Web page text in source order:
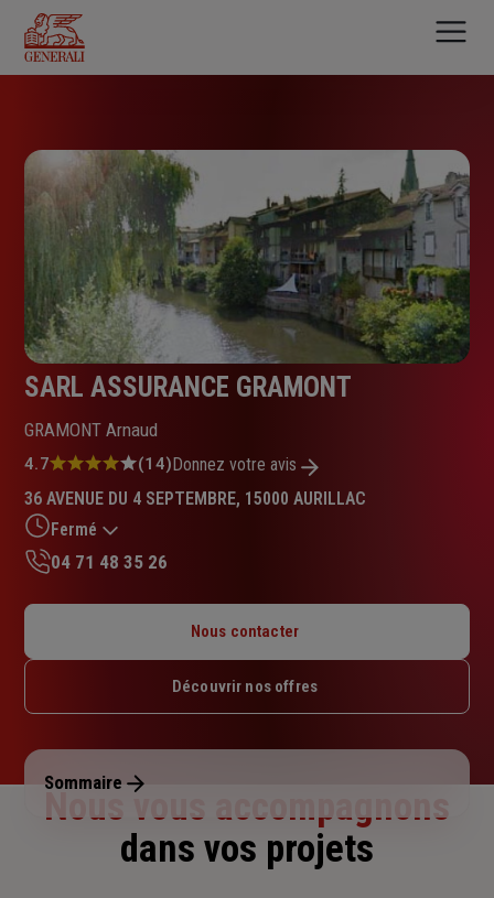
contenu
principal
SARL ASSURANCE GRAMONT
GRAMONT Arnaud
Note
4.7
sur
5
étoiles
4.7 (14)Donnez votre avis
36 AVENUE DU 4 SEPTEMBRE, 15000 AURILLAC
Fermé
Mardi : 08h45 – 12h / 13h45 – 18h
Jeudi : 08h45 – 12h / 13h45 – 18h
Dimanche : Fermé
04 71 48 35 26
Nous contacter
Découvrir nos offres
Sommaire
Nous vous accompagnons
dans vos projets